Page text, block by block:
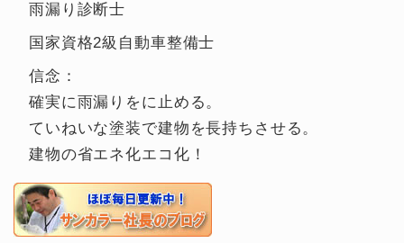
雨漏り診断士
国家資格2級自動車整備士
信念：
確実に雨漏りをに止める。
ていねいな塗装で建物を長持ちさせる。
建物の省エネ化エコ化！